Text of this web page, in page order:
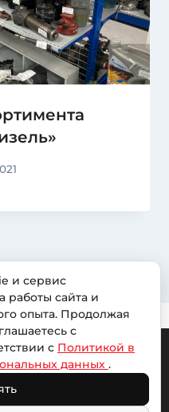
обработки
и сервис
работы сайта и
опыта. Продолжая
с
с Политикой в
данных .